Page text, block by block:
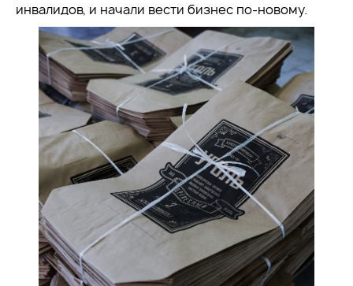
инвалидов, и начали вести бизнес по-новому.